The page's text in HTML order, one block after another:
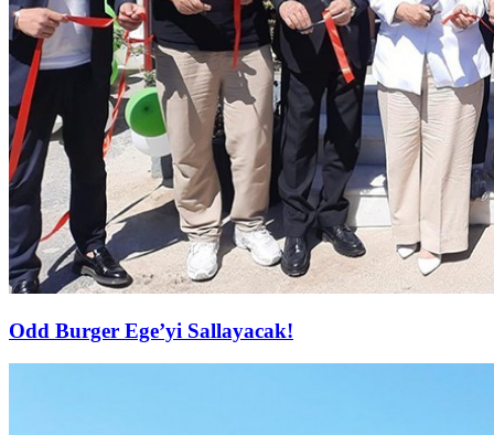
Odd Burger Ege’yi Sallayacak!